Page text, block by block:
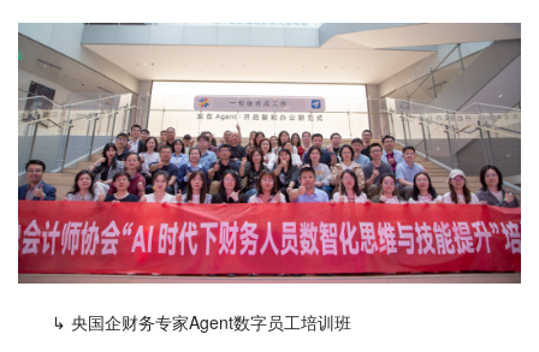
↳ 央国企财务专家Agent数字员工培训班